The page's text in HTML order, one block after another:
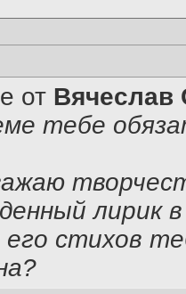
от Вячеслав
тебе
лирик
его стихов